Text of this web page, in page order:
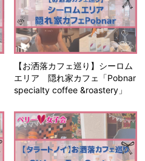
【お洒落カフェ巡り】シーロム
エリア 隠れ家カフェ「Pobnar
specialty coffee &roastery」